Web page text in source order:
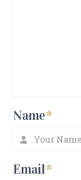
Name*
Email*